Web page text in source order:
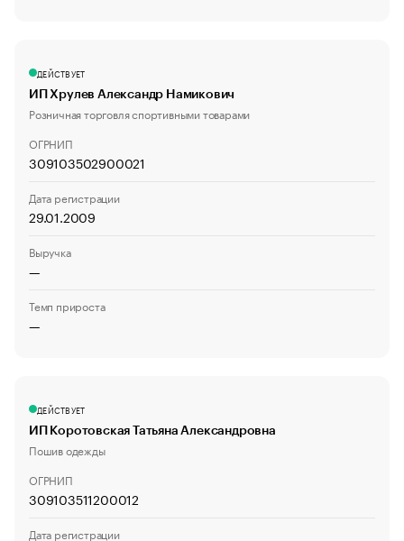
ДЕЙСТВУЕТ
ИП Хрулев Александр Намикович
Розничная торговля спортивными товарами
ОГРНИП
309103502900021
Дата регистрации
29.01.2009
Выручка
—
Темп прироста
—
ДЕЙСТВУЕТ
ИП Коротовская Татьяна Александровна
Пошив одежды
ОГРНИП
309103511200012
Дата регистрации